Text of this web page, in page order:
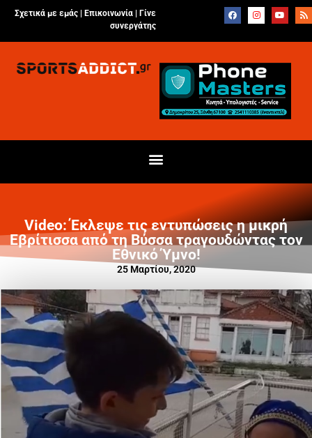
Σχετικά με εμάς | Επικοινωνία
Γίνε
συνεργάτης
Video: Έκλεψε τις εντυπώσεις η μικρή
Εβρίτισσα από τη Βύσσα τραγουδώντας τον
Εθνικό Ύμνο!
25 Μαρτίου, 2020